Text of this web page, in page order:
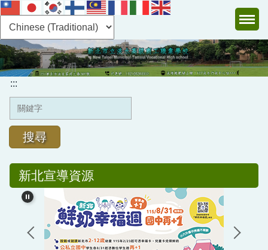
跳
到
主
要
內
容
區
:::
:::
搜尋
認識淡商
行政單位
教學單位
新北宣導資源